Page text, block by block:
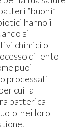
“buoni”
hanno il
si
chimici o
di lento
puoi
processati
cui la
batterica
nei loro